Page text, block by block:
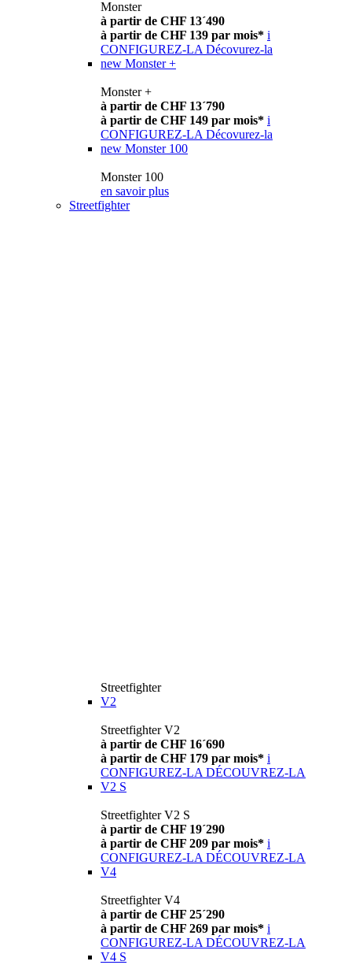
Monster
à partir de CHF 13´490
à partir de CHF 139 par mois* i
CONFIGUREZ-LA Décovurez-la
new Monster +
Monster +
à partir de CHF 13´790
à partir de CHF 149 par mois* i
CONFIGUREZ-LA Décovurez-la
new Monster 100
Monster 100
en savoir plus
Streetfighter
Streetfighter
V2
Streetfighter V2
à partir de CHF 16´690
à partir de CHF 179 par mois* i
CONFIGUREZ-LA DÉCOUVREZ-LA
V2 S
Streetfighter V2 S
à partir de CHF 19´290
à partir de CHF 209 par mois* i
CONFIGUREZ-LA DÉCOUVREZ-LA
V4
Streetfighter V4
à partir de CHF 25´290
à partir de CHF 269 par mois* i
CONFIGUREZ-LA DÉCOUVREZ-LA
V4 S